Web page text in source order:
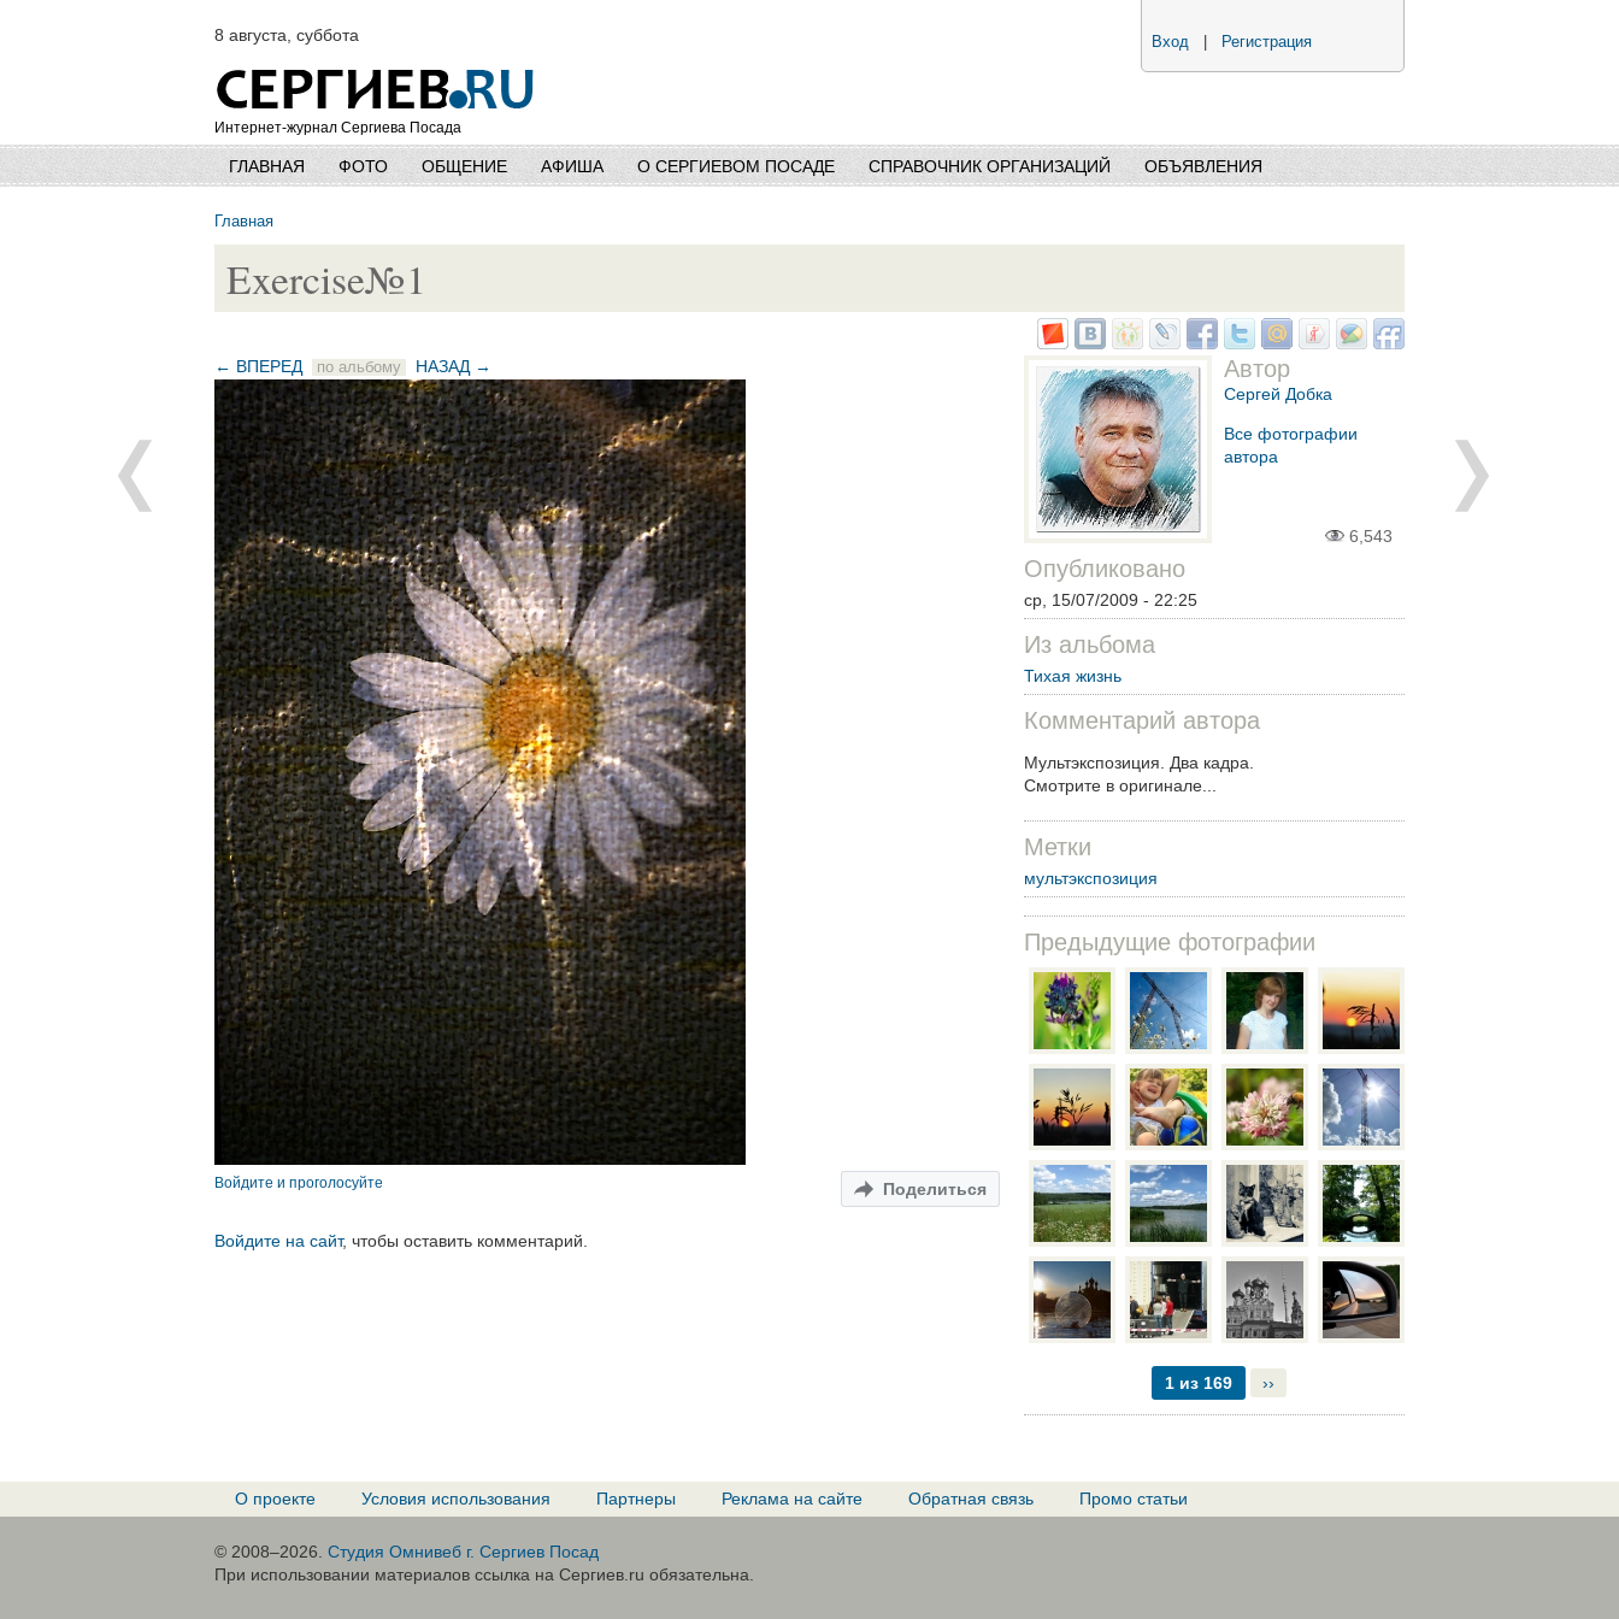
8 августа, суббота
Интернет-журнал Сергиева Посада
Вход Регистрация
ГЛАВНАЯ ФОТО ОБЩЕНИЕ АФИША О СЕРГИЕВОМ ПОСАДЕ СПРАВОЧНИК ОРГАНИЗАЦИЙ ОБЪЯВЛЕНИЯ
Главная
Exercise№1
← ВПЕРЕД по альбому НАЗАД →
Поделиться
Войдите и проголосуйте
Войдите на сайт, чтобы оставить комментарий.
Автор
Сергей Добка
Все фотографии
автора
6,543
Опубликовано
ср, 15/07/2009 - 22:25
Из альбома
Тихая жизнь
Комментарий автора
Мультэкспозиция. Два кадра.
Смотрите в оригинале...
Метки
мультэкспозиция
Предыдущие фотографии
1 из 169 ››
О проекте Условия использования Партнеры Реклама на сайте Обратная связь Промо статьи
© 2008–2026. Студия Омнивеб г. Сергиев Посад
При использовании материалов ссылка на Сергиев.ru обязательна.